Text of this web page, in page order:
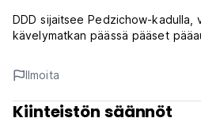
DDD sijaitsee Pedzichow-kadulla,
kävelymatkan päässä pääset
sijaitsee 1900-luvun
on täysin kunnostettu ja on
Dizzy Daisy Downtownissa
Ilmoita
Kiinteistön säännöt